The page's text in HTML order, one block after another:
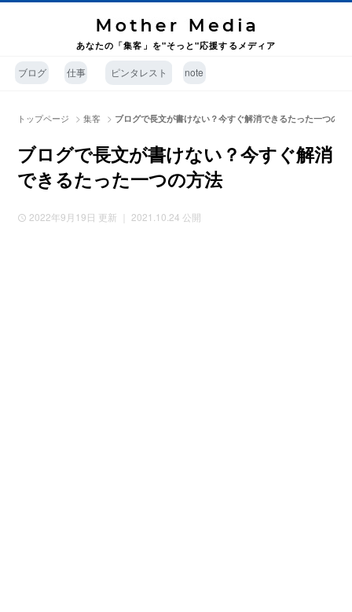
あなたの「集客」を"そっと"応援するメディア
ブログ 仕事 ピンタレスト note
トップページ >集客 > ブログで長文が書けない？今すぐ解消できるたった一つの方
ブログで長文が書けない？今すぐ解消
できるたった一つの方法
2022年9月19日 更新 ｜ 2021.10.24 公開